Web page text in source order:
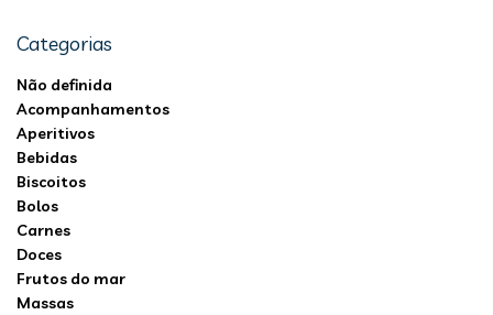
Categorias
Não definida
Acompanhamentos
Aperitivos
Bebidas
Biscoitos
Bolos
Carnes
Doces
Frutos do mar
Massas